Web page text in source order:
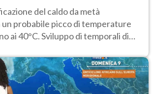
del caldo da metà
un probabile picco di temperature
ai 40°C. Sviluppo di temporali di